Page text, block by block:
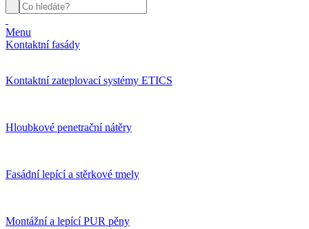
Menu
Kontaktní fasády
Kontaktní zateplovací systémy ETICS
Hloubkové penetrační nátěry
Fasádní lepící a stěrkové tmely
Montážní a lepící PUR pěny